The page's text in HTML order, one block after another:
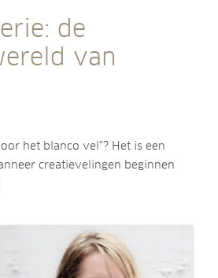
de
van
het blanco vel"? Het is een
creatievelingen beginnen